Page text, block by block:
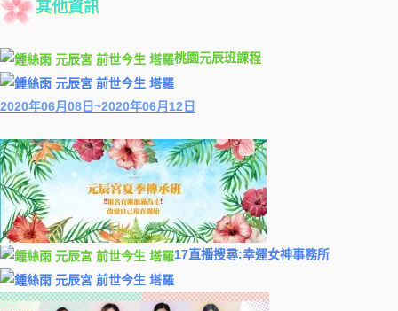
其他資訊
桃園元辰班課程
2020年06月08日~2020年06月12日
17直播搜尋:幸運女神事務所